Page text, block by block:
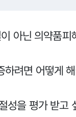
가능성, 예측 가
니다. 또한 수술 과
합, 재료 사용 등을
무균조치 미흡, 적
아닌 의약품피
하려면 어떻게
성을 평가 받고